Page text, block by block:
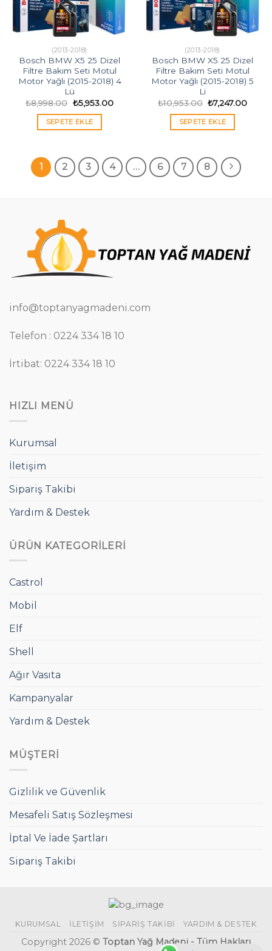
(2013-2018)
Bosch BMW X5 25 Dizel
Filtre Bakım Seti Motul
Motor Yağlı (2015-2018) 4
Lü
₺8,998.00 Orijinal
fiyat:
₺8,998.00.
₺5,953.00Şu
SEPETE EKLE
(2013-2018)
Bosch BMW X5 25 Dizel
Filtre Bakım Seti Motul
Motor Yağlı (2015-2018) 5
Li
₺10,953.00 Orijinal
fiyat:
₺10,953.00.
₺7,247.00Şu
SEPETE EKLE
1 2 3 4 … 6 7 8
info@toptanyagmadeni.com
Telefon : 0224 334 18 10
İrtibat: 0224 334 18 10
HIZLI MENÜ
Kurumsal
İletişim
Sipariş Takibi
Yardım & Destek
ÜRÜN KATEGORILERI
Castrol
Mobil
Elf
Shell
Ağır Vasıta
Kampanyalar
Yardım & Destek
MÜŞTERI
Gizlilik ve Güvenlik
Mesafeli Satış Sözleşmesi
İptal Ve İade Şartları
Sipariş Takibi
KURUMSAL İLETIŞIM SIPARIŞ TAKIBI YARDIM & DESTEK
Copyright 2026 © Toptan Yağ Madeni - Tüm Hakları